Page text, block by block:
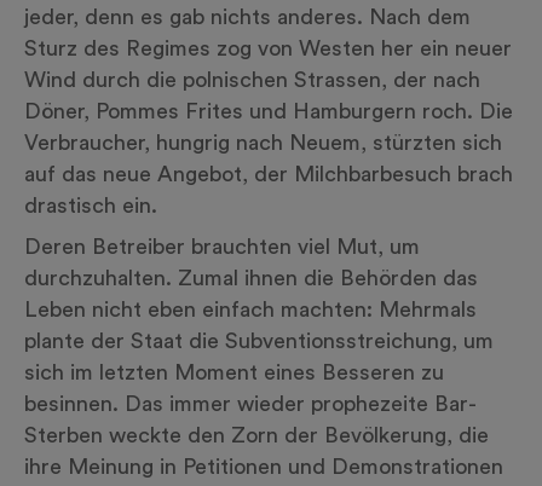
jeder, denn es gab nichts anderes. Nach dem
Sturz des Regimes zog von Westen her ein neuer
Wind durch die polnischen Strassen, der nach
Döner, Pommes Frites und Hamburgern roch. Die
Verbraucher, hungrig nach Neuem, stürzten sich
auf das neue Angebot, der Milchbarbesuch brach
drastisch ein.
Deren Betreiber brauchten viel Mut, um
durchzuhalten. Zumal ihnen die Behörden das
Leben nicht eben einfach machten: Mehrmals
plante der Staat die Subventionsstreichung, um
sich im letzten Moment eines Besseren zu
besinnen. Das immer wieder prophezeite Bar-
Sterben weckte den Zorn der Bevölkerung, die
ihre Meinung in Petitionen und Demonstrationen